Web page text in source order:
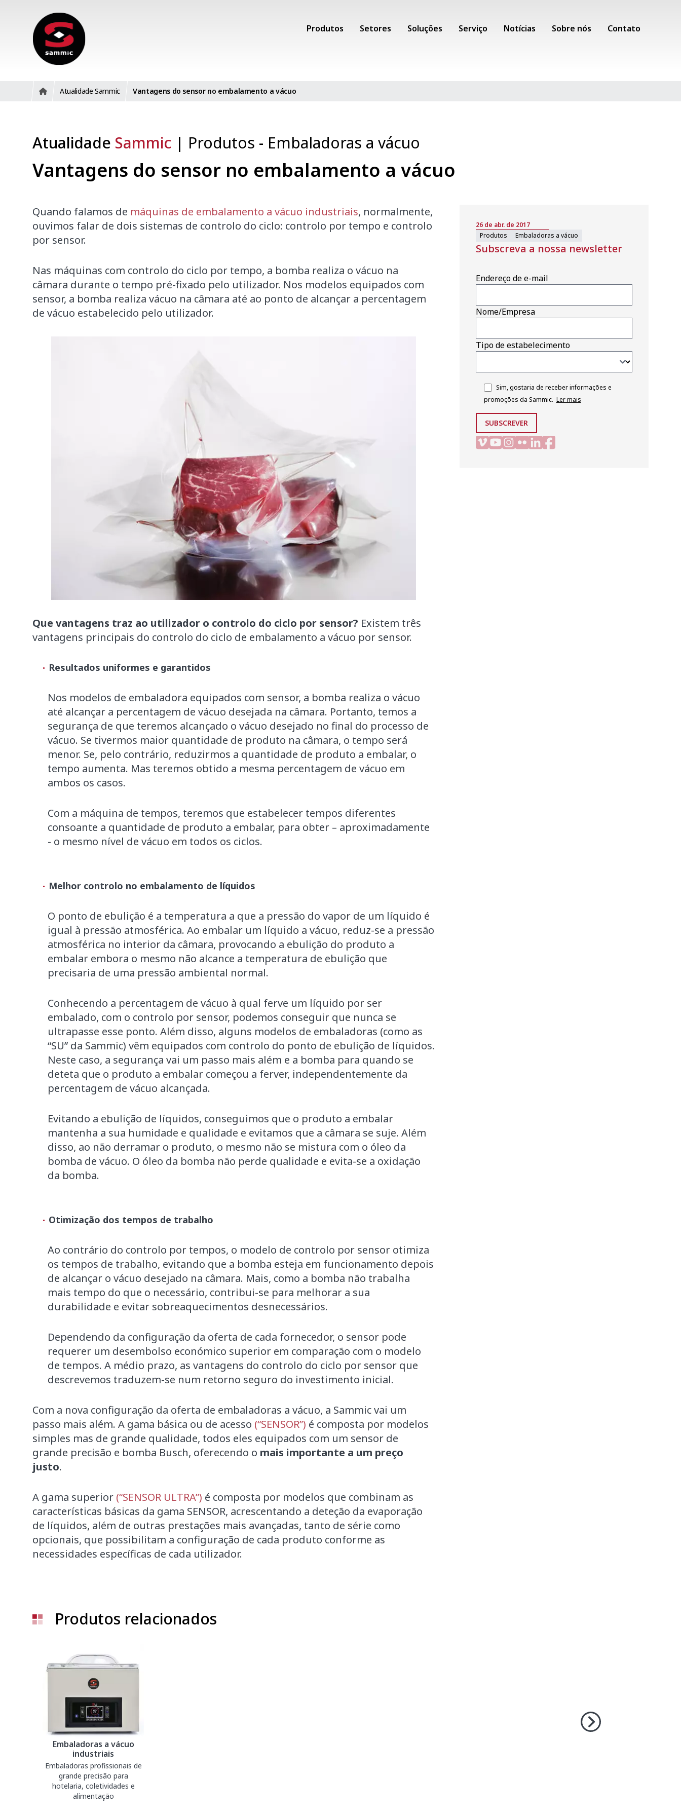
Produtos Setores Soluções Serviço Notícias Sobre nós Contato
Atualidade Sammic Vantagens do sensor no embalamento a vácuo
Atualidade Sammic | Produtos - Embaladoras a vácuo
Vantagens do sensor no embalamento a vácuo
Quando falamos de máquinas de embalamento a vácuo industriais, normalmente,
ouvimos falar de dois sistemas de controlo do ciclo: controlo por tempo e controlo
por sensor.
Nas máquinas com controlo do ciclo por tempo, a bomba realiza o vácuo na
câmara durante o tempo pré-fixado pelo utilizador. Nos modelos equipados com
sensor, a bomba realiza vácuo na câmara até ao ponto de alcançar a percentagem
de vácuo estabelecido pelo utilizador.
Que vantagens traz ao utilizador o controlo do ciclo por sensor? Existem três
vantagens principais do controlo do ciclo de embalamento a vácuo por sensor.
Resultados uniformes e garantidos
Nos modelos de embaladora equipados com sensor, a bomba realiza o vácuo
até alcançar a percentagem de vácuo desejada na câmara. Portanto, temos a
segurança de que teremos alcançado o vácuo desejado no final do processo de
vácuo. Se tivermos maior quantidade de produto na câmara, o tempo será
menor. Se, pelo contrário, reduzirmos a quantidade de produto a embalar, o
tempo aumenta. Mas teremos obtido a mesma percentagem de vácuo em
ambos os casos.
Com a máquina de tempos, teremos que estabelecer tempos diferentes
consoante a quantidade de produto a embalar, para obter – aproximadamente
- o mesmo nível de vácuo em todos os ciclos.
Melhor controlo no embalamento de líquidos
O ponto de ebulição é a temperatura a que a pressão do vapor de um líquido é
igual à pressão atmosférica. Ao embalar um líquido a vácuo, reduz-se a pressão
atmosférica no interior da câmara, provocando a ebulição do produto a
embalar embora o mesmo não alcance a temperatura de ebulição que
precisaria de uma pressão ambiental normal.
Conhecendo a percentagem de vácuo à qual ferve um líquido por ser
embalado, com o controlo por sensor, podemos conseguir que nunca se
ultrapasse esse ponto. Além disso, alguns modelos de embaladoras (como as
“SU” da Sammic) vêm equipados com controlo do ponto de ebulição de líquidos.
Neste caso, a segurança vai um passo mais além e a bomba para quando se
deteta que o produto a embalar começou a ferver, independentemente da
percentagem de vácuo alcançada.
Evitando a ebulição de líquidos, conseguimos que o produto a embalar
mantenha a sua humidade e qualidade e evitamos que a câmara se suje. Além
disso, ao não derramar o produto, o mesmo não se mistura com o óleo da
bomba de vácuo. O óleo da bomba não perde qualidade e evita-se a oxidação
da bomba.
Otimização dos tempos de trabalho
Ao contrário do controlo por tempos, o modelo de controlo por sensor otimiza
os tempos de trabalho, evitando que a bomba esteja em funcionamento depois
de alcançar o vácuo desejado na câmara. Mais, como a bomba não trabalha
mais tempo do que o necessário, contribui-se para melhorar a sua
durabilidade e evitar sobreaquecimentos desnecessários.
Dependendo da configuração da oferta de cada fornecedor, o sensor pode
requerer um desembolso económico superior em comparação com o modelo
de tempos. A médio prazo, as vantagens do controlo do ciclo por sensor que
descrevemos traduzem-se num retorno seguro do investimento inicial.
Com a nova configuração da oferta de embaladoras a vácuo, a Sammic vai um
passo mais além. A gama básica ou de acesso (“SENSOR”) é composta por modelos
simples mas de grande qualidade, todos eles equipados com um sensor de
grande precisão e bomba Busch, oferecendo o mais importante a um preço
justo.
A gama superior (“SENSOR ULTRA”) é composta por modelos que combinam as
características básicas da gama SENSOR, acrescentando a deteção da evaporação
de líquidos, além de outras prestações mais avançadas, tanto de série como
opcionais, que possibilitam a configuração de cada produto conforme as
necessidades específicas de cada utilizador.
26 de abr. de 2017
Produtos
Embaladoras a vácuo
Subscreva a nossa newsletter
Endereço de e-mail
Nome/Empresa
Tipo de estabelecimento
Sim, gostaria de receber informações e
promoções da Sammic. Ler mais
SUBSCREVER
Produtos relacionados
Embaladoras a vácuo
industriais
Embaladoras profissionais de
grande precisão para
hotelaria, coletividades e
alimentação